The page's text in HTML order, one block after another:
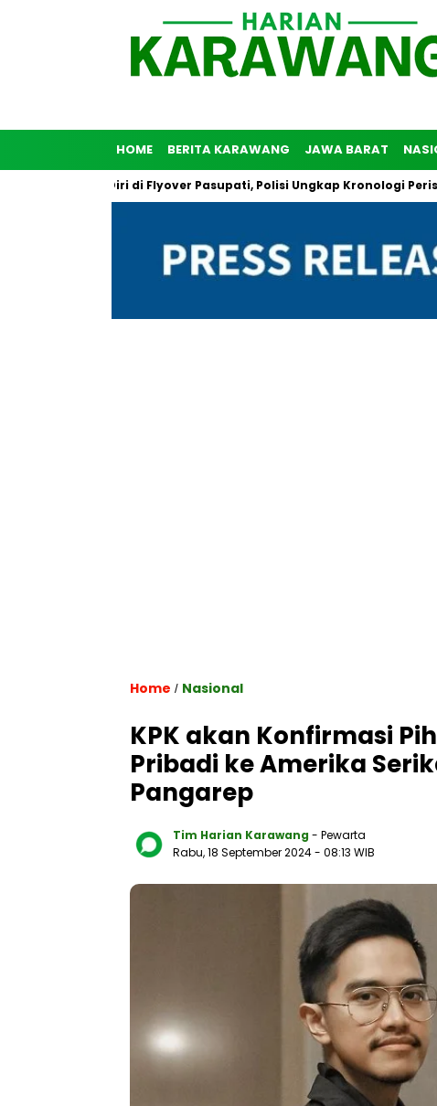
HOME BERITA KARAWANG JAWA BARAT
Bunuh Diri di Flyover Pasupati, Polisi Ungkap Kronologi Peristiwa
Home / Nasional
KPK akan Konfirmasi
Pribadi ke Amerika
Pangarep
Tim Harian Karawang - Pewarta
Rabu, 18 September 2024- 08:13 WIB